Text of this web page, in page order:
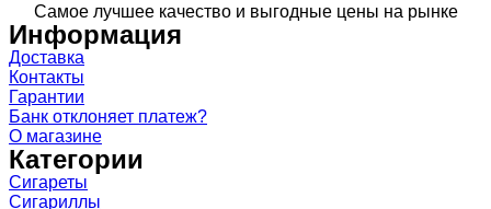
Самое лучшее качество и выгодные цены на рынке
Информация
Доставка
Контакты
Гарантии
Банк отклоняет платеж?
О магазине
Категории
Сигареты
Сигариллы